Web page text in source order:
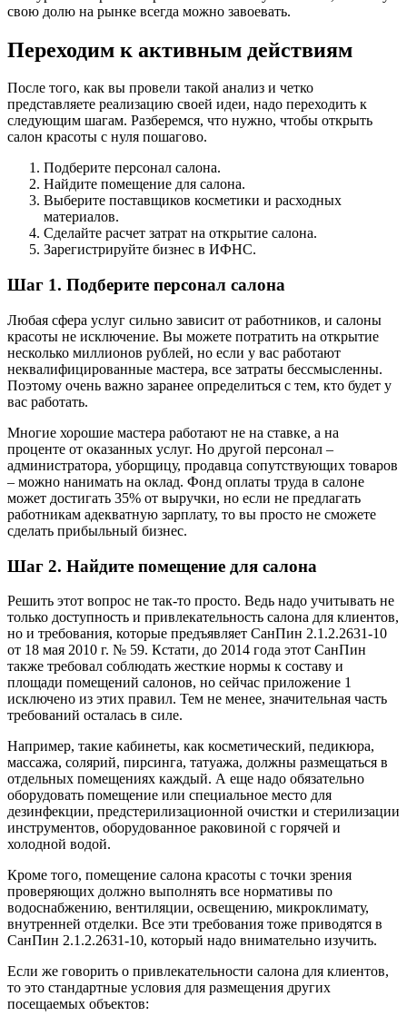
свою долю на рынке всегда можно завоевать.
Переходим к активным действиям
После того, как вы провели такой анализ и четко
представляете реализацию своей идеи, надо переходить к
следующим шагам. Разберемся, что нужно, чтобы открыть
салон красоты с нуля пошагово.
Подберите персонал салона.
Найдите помещение для салона.
Выберите поставщиков косметики и расходных
материалов.
Сделайте расчет затрат на открытие салона.
Зарегистрируйте бизнес в ИФНС.
Шаг 1. Подберите персонал салона
Любая сфера услуг сильно зависит от работников, и салоны
красоты не исключение. Вы можете потратить на открытие
несколько миллионов рублей, но если у вас работают
неквалифицированные мастера, все затраты бессмысленны.
Поэтому очень важно заранее определиться с тем, кто будет у
вас работать.
Многие хорошие мастера работают не на ставке, а на
проценте от оказанных услуг. Но другой персонал –
администратора, уборщицу, продавца сопутствующих товаров
– можно нанимать на оклад. Фонд оплаты труда в салоне
может достигать 35% от выручки, но если не предлагать
работникам адекватную зарплату, то вы просто не сможете
сделать прибыльный бизнес.
Шаг 2. Найдите помещение для салона
Решить этот вопрос не так-то просто. Ведь надо учитывать не
только доступность и привлекательность салона для клиентов,
но и требования, которые предъявляет СанПин 2.1.2.2631-10
от 18 мая 2010 г. № 59. Кстати, до 2014 года этот СанПин
также требовал соблюдать жесткие нормы к составу и
площади помещений салонов, но сейчас приложение 1
исключено из этих правил. Тем не менее, значительная часть
требований осталась в силе.
Например, такие кабинеты, как косметический, педикюра,
массажа, солярий, пирсинга, татуажа, должны размещаться в
отдельных помещениях каждый. А еще надо обязательно
оборудовать помещение или специальное место для
дезинфекции, предстерилизационной очистки и стерилизации
инструментов, оборудованное раковиной с горячей и
холодной водой.
Кроме того, помещение салона красоты с точки зрения
проверяющих должно выполнять все нормативы по
водоснабжению, вентиляции, освещению, микроклимату,
внутренней отделки. Все эти требования тоже приводятся в
СанПин 2.1.2.2631-10, который надо внимательно изучить.
Если же говорить о привлекательности салона для клиентов,
то это стандартные условия для размещения других
посещаемых объектов: